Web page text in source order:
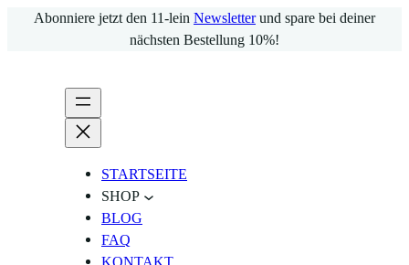
Abonniere jetzt den 11-lein Newsletterund spare bei deiner
nächsten Bestellung 10%!
STARTSEITE
SHOP
BLOG
FAQ